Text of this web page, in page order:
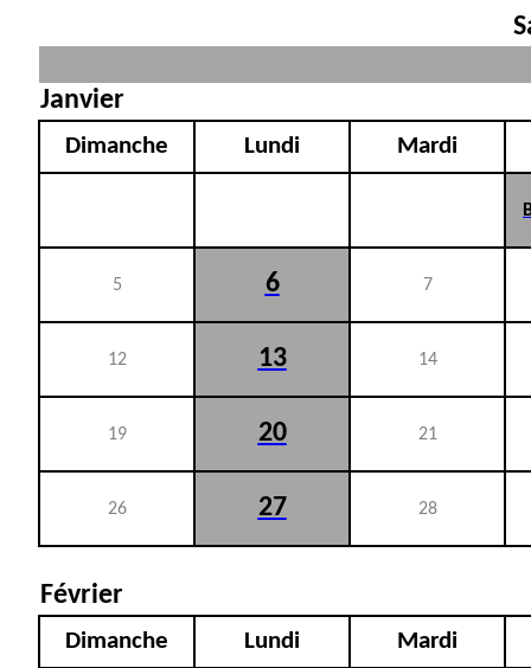
Janvier
Dimanche Lundi Mardi
5 6 7
12 13 14
19 20 21
26 27 28
Février
Dimanche Lundi Mardi